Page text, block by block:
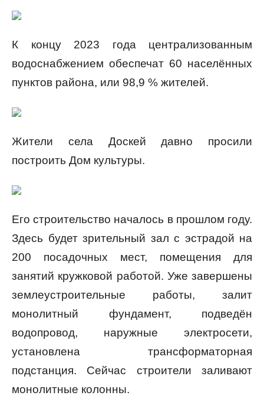
К концу 2023 года централизованным
водоснабжением обеспечат 60 населённых
пунктов района, или 98,9 % жителей.
Жители села Доскей давно просили
построить Дом культуры.
Его строительство началось в прошлом году.
Здесь будет зрительный зал с эстрадой на
200 посадочных мест, помещения для
занятий кружковой работой. Уже завершены
землеустроительные работы, залит
монолитный фундамент, подведён
водопровод, наружные электросети,
установлена трансформаторная
подстанция. Сейчас строители заливают
монолитные колонны.